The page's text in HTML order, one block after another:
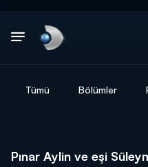
Tümü Bölümler
Pınar Aylin ve eşi